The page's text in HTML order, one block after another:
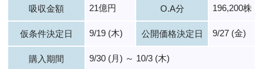
吸収金額 21億円 O.A分 196,200株
仮条件決定日 9/19 (木) 公開価格決定日 9/27 (金)
購入期間 9/30 (月) ～ 10/3 (木)